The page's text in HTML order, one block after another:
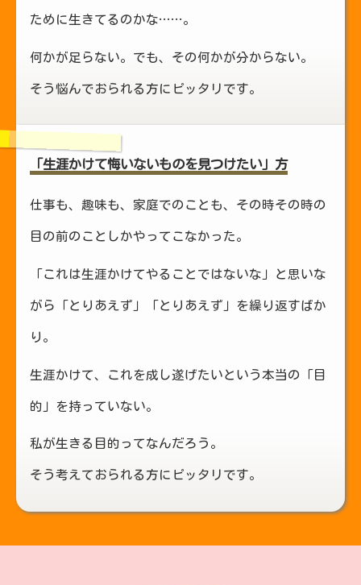
ために生きてるのかな……。
何かが足らない。でも、その何かが分からない。
そう悩んでおられる方にピッタリです。
「生涯かけて悔いないものを見つけたい」方
仕事も、趣味も、家庭でのことも、その時その時の
目の前のことしかやってこなかった。
「これは生涯かけてやることではないな」と思いな
がら「とりあえず」「とりあえず」を繰り返すばか
り。
生涯かけて、これを成し遂げたいという本当の「目
的」を持っていない。
私が生きる目的ってなんだろう。
そう考えておられる方にピッタリです。